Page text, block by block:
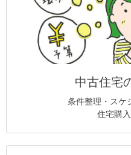
中古住宅
条件整理・スケ
住宅購